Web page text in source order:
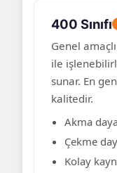
400 Sınıfı
Genel amaçlı
ile
sunar. En
kalitedir.
Akma
Çekme
Kolay